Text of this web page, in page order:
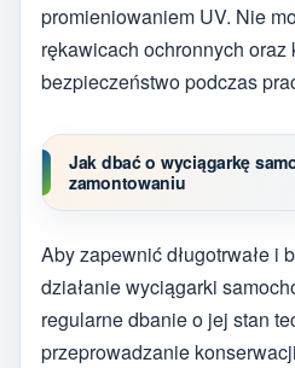
promieniowaniem UV. Nie
rękawicach ochronnych
bezpieczeństwo podczas
Jak dbać o wyciągarkę
zamontowaniu
Aby zapewnić długotrwałe i
działanie wyciągarki
regularne dbanie o jej stan
przeprowadzanie